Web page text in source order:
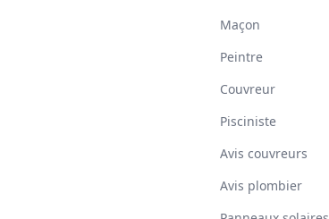
Maçon
Peintre
Couvreur
Pisciniste
Avis couvreurs
Avis plombier